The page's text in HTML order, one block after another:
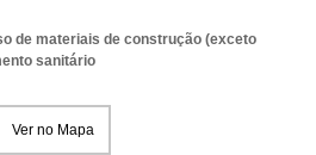
de materiais de construção (exceto
sanitário
Ver no Mapa